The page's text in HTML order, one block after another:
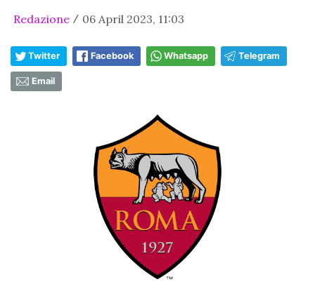
Redazione / 06 April 2023, 11:03
Twitter Facebook Whatsapp Telegram
Email